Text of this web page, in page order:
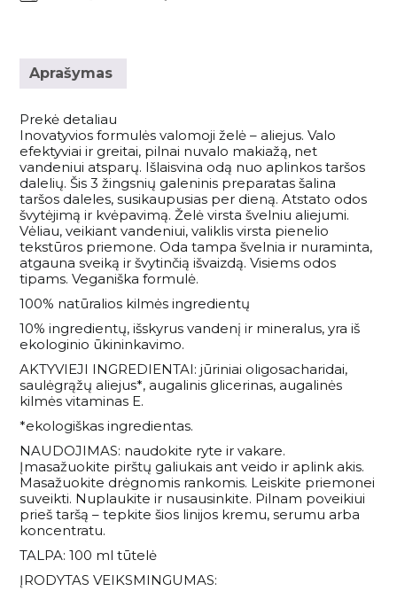
Kaklo kremai
Lūpų priežiūra
Veido priežiūros aparatai
Apsauga nuo saulės veidui
Savaiminio įdegio priemonės veidui
Savaiminio įdegio priemonės kūnui
Natūralūs dezodorantai
Vonios druskos
Apsauga nuo saulės kūnui
Blakstienoms (tušai, serumai)
Lūpų pieštukai
Lūpoms (lūpų dažai, blizgiai)
Makiažo šepetėliai
Makiažo rinkiniai
Plaukų kondicionieriai
Plaukų kremai
Nenuskalaujami kondicionieriai
Plaukų serumai ir aliejai
Apsauga nuo karščio
Plaukų formavimo priemonės
Plaukų šepečiai
Rinkiniai su nuolaida
Šortai
Tamprės
Namams
Papildai
Pasiūlymai
Prekiniai ženklai
Dovanų kuponai
VISOS PREKĖS
Aprašymas
Prekė detaliau
Inovatyvios formulės valomoji želė – aliejus. Valo
efektyviai ir greitai, pilnai nuvalo makiažą, net
vandeniui atsparų. Išlaisvina odą nuo aplinkos taršos
dalelių. Šis 3 žingsnių galeninis preparatas šalina
taršos daleles, susikaupusias per dieną. Atstato odos
švytėjimą ir kvėpavimą. Želė virsta švelniu aliejumi.
Vėliau, veikiant vandeniui, valiklis virsta pienelio
tekstūros priemone. Oda tampa švelnia ir nuraminta,
atgauna sveiką ir švytinčią išvaizdą. Visiems odos
tipams. Veganiška formulė.
100% natūralios kilmės ingredientų
10% ingredientų, išskyrus vandenį ir mineralus, yra iš
ekologinio ūkininkavimo.
AKTYVIEJI INGREDIENTAI: jūriniai oligosacharidai,
saulėgrąžų aliejus*, augalinis glicerinas, augalinės
kilmės vitaminas E.
*ekologiškas ingredientas.
NAUDOJIMAS: naudokite ryte ir vakare.
Įmasažuokite pirštų galiukais ant veido ir aplink akis.
Masažuokite drėgnomis rankomis. Leiskite priemonei
suveikti. Nuplaukite ir nusausinkite. Pilnam poveikiui
prieš taršą – tepkite šios linijos kremu, serumu arba
koncentratu.
TALPA: 100 ml tūtelė
ĮRODYTAS VEIKSMINGUMAS: